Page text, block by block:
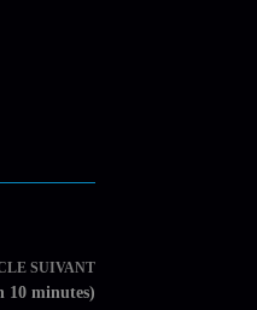
SUIVANT
10 minutes)